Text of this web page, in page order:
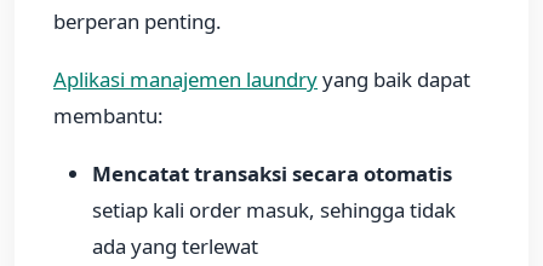
berperan penting.
Aplikasi manajemen laundryyang baik dapat
membantu:
Mencatat transaksi secara otomatis
setiap kali order masuk, sehingga tidak
ada yang terlewat